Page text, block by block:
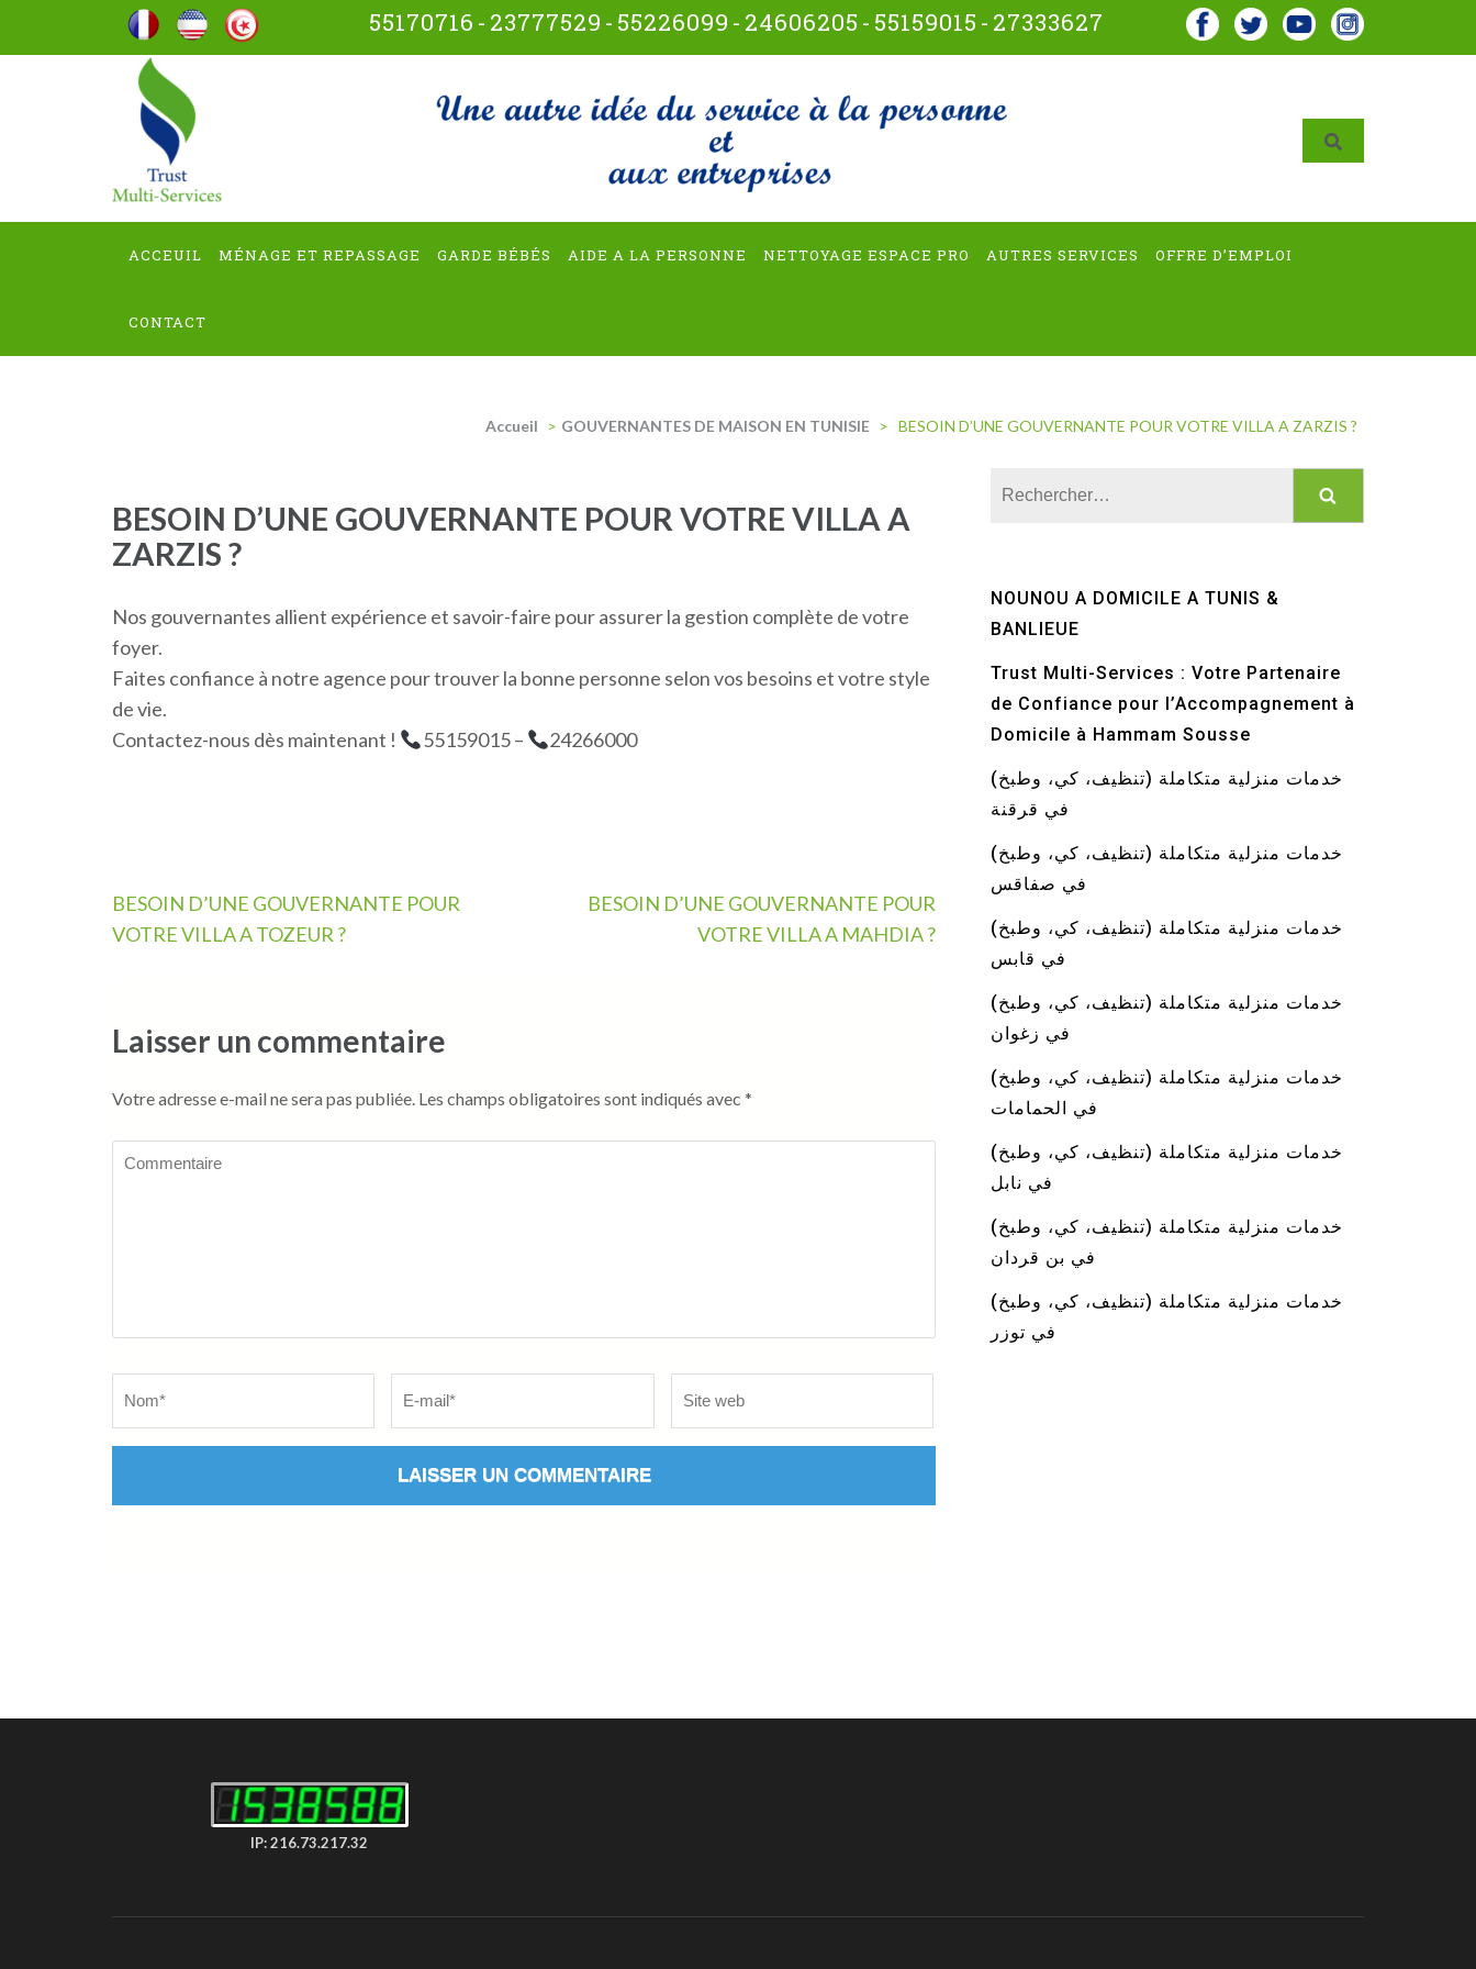
55170716 - 23777529 - 55226099 - 24606205 - 55159015 - 27333627
trust-multiservices
ACCEUIL MÉNAGE ET REPASSAGE GARDE BÉBÉS AIDE A LA PERSONNE NETTOYAGE ESPACE PRO AUTRES SERVICES OFFRE D’EMPLOI
CONTACT
Accueil > GOUVERNANTES DE MAISON EN TUNISIE > BESOIN D’UNE GOUVERNANTE POUR VOTRE VILLA A ZARZIS ?
BESOIN D’UNE GOUVERNANTE POUR VOTRE VILLA A
ZARZIS ?
Nos gouvernantes allient expérience et savoir-faire pour assurer la gestion complète de votre
foyer.
Faites confiance à notre agence pour trouver la bonne personne selon vos besoins et votre style
de vie.
Contactez-nous dès maintenant !
55159015 – 24266000
Navigation
de
BESOIN D’UNE GOUVERNANTE POUR
VOTRE VILLA A TOZEUR ?
BESOIN D’UNE GOUVERNANTE POUR
VOTRE VILLA A MAHDIA ?
Laisser un commentaire
Votre adresse e-mail ne sera pas publiée. Les champs obligatoires sont indiqués avec *
Commentaire
Rechercher :
NOUNOU A DOMICILE A TUNIS &
BANLIEUE
Trust Multi-Services : Votre Partenaire
de Confiance pour l’Accompagnement à
Domicile à Hammam Sousse
خدمات منزلية متكاملة (تنظيف، كي، وطبخ)
في قرقنة
خدمات منزلية متكاملة (تنظيف، كي، وطبخ)
في صفاقس
خدمات منزلية متكاملة (تنظيف، كي، وطبخ)
في قابس
خدمات منزلية متكاملة (تنظيف، كي، وطبخ)
في زغوان
خدمات منزلية متكاملة (تنظيف، كي، وطبخ)
في الحمامات
خدمات منزلية متكاملة (تنظيف، كي، وطبخ)
في نابل
خدمات منزلية متكاملة (تنظيف، كي، وطبخ)
في بن قردان
خدمات منزلية متكاملة (تنظيف، كي، وطبخ)
في توزر
IP: 216.73.217.32